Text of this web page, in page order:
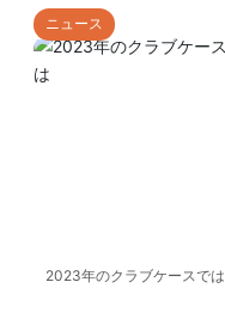
ニュース
2023年のクラブケースでは